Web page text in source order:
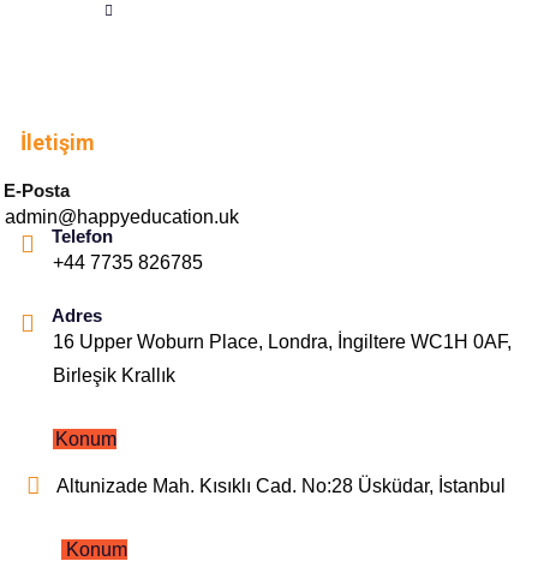
İletişim
E-Posta
admin@happyeducation.uk
Telefon
+44 7735 826785
Adres
16 Upper Woburn Place, Londra, İngiltere WC1H 0AF,
Birleşik Krallık
Konum
Altunizade Mah. Kısıklı Cad. No:28 Üsküdar, İstanbul
Konum